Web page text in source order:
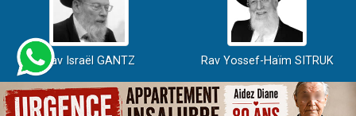
Rav Israël GANTZ Rav Yossef-Haïm SITRUK